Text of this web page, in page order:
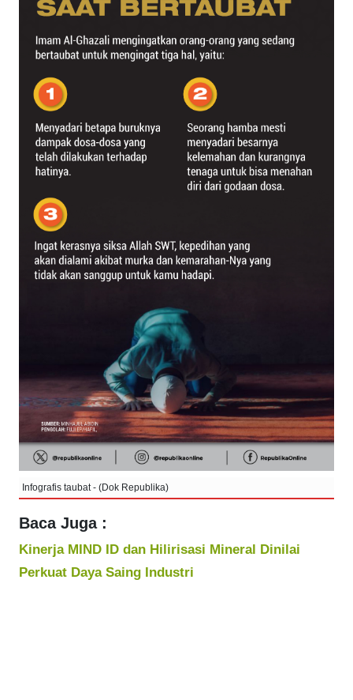
Infografis taubat - (Dok Republika)
Baca Juga :
Kinerja MIND ID dan Hilirisasi Mineral Dinilai
Perkuat Daya Saing Industri